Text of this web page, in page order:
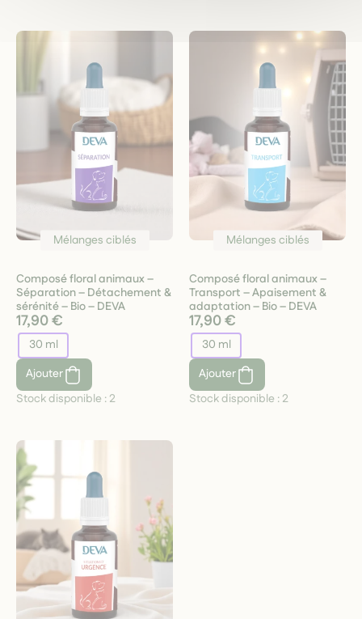
Mélanges ciblés
Composé floral animaux –
Séparation – Détachement &
sérénité – Bio – DEVA
17,90 €
30 ml
Ajouter
Stock disponible : 2
Mélanges ciblés
Composé floral animaux –
Transport – Apaisement &
adaptation – Bio – DEVA
17,90 €
30 ml
Ajouter
Stock disponible : 2